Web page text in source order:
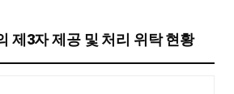
제3자 제공 및 처리 위탁 현황